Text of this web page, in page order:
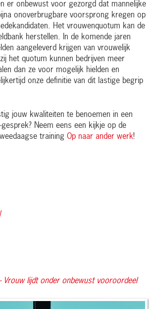
er onbewust voor gezorgd dat mannelijke
onoverbrugbare voorsprong kregen op
Het vrouwenquotum kan de
herstellen. In de komende jaren
aangeleverd krijgen van vrouwelijk
het quotum kunnen bedrijven meer
dan ze voor mogelijk hielden en
onze definitie van dit lastige begrip
jouw kwaliteiten te benoemen in een
Neem eens een kijkje op de
training Op naar ander werk!
Vrouw lijdt onder onbewust vooroordeel